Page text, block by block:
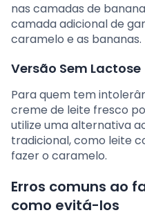
nas camadas de
camada adicional de
caramelo e as bananas.
Versão Sem Lactose
Para quem tem
creme de leite fresco
utilize uma alternativa
tradicional, como leite
fazer o caramelo.
Erros comuns ao
como evitá-los